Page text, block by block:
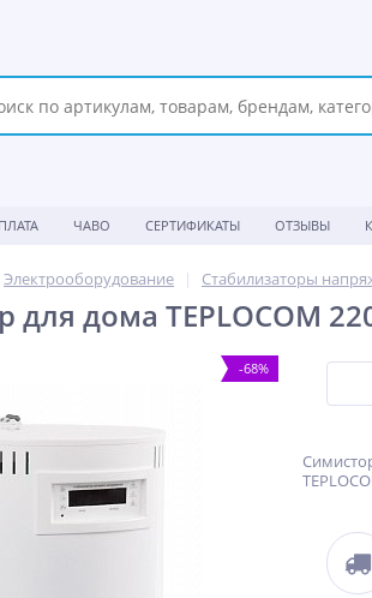
ЧАВО СЕРТИФИКАТЫ ОТЗЫВЫ
Электрооборудование Стабилизаторы
для дома TEPLOCOM
-68%